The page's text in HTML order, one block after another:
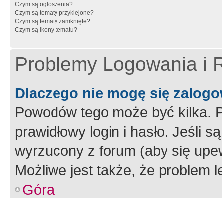
Czym są ogłoszenia?
Czym są tematy przyklejone?
Czym są tematy zamknięte?
Czym są ikony tematu?
Problemy Logowania i
Dlaczego nie mogę się
Powodów tego może być kilka.
prawidłowy login i hasło. Jeśli
wyrzucony z forum (aby się
Możliwe jest także, że problem
Góra